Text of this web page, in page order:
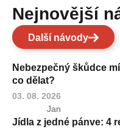
Nejnovější
Další návody
Nebezpečný škůdce
co dělat?
03. 08. 2026
Jan
Jídla z jedné pánve: 4